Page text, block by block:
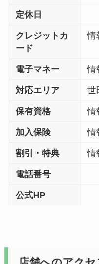
定休日
クレジットカ
ード
情
電子マネー 情
対応エリア 世
保有資格 情
加入保険 情
割引・特典 情
電話番号
公式HP